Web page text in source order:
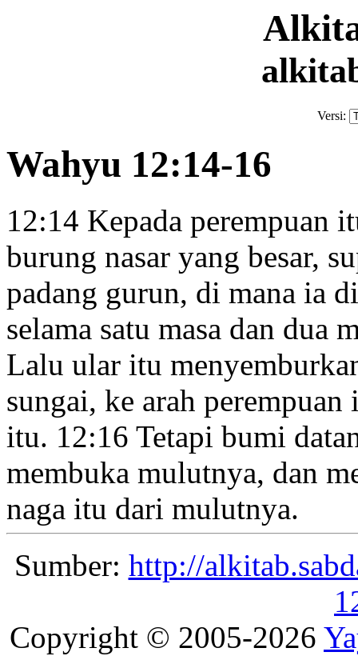
Versi:
Wahyu 12:14-16
12:14 Kepada perempuan
burung nasar yang besar,
padang gurun, di mana ia
selama satu masa dan dua
Lalu ular itu
sungai, ke arah
itu. 12:16 Tetapi bumi
membuka mulutnya, dan
naga itu dari mulutnya.
Sumber: http://
Copyright © 2005-2026